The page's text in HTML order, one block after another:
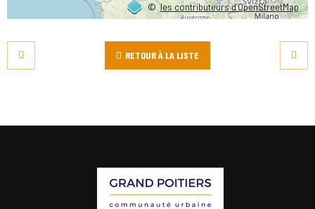
©les contributeurs d’OpenStreetMap
RETOUR À LA LISTE